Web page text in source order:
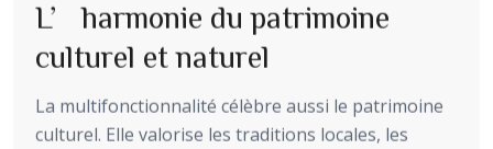
L’harmonie du patrimoine
culturel et naturel
La multifonctionnalité célèbre aussi le patrimoine
culturel. Elle valorise les traditions locales, les